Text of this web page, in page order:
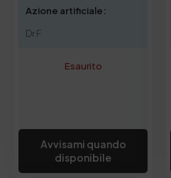
Azione artificiale:
Dr F
Esaurito
Avvisami quando
disponibile